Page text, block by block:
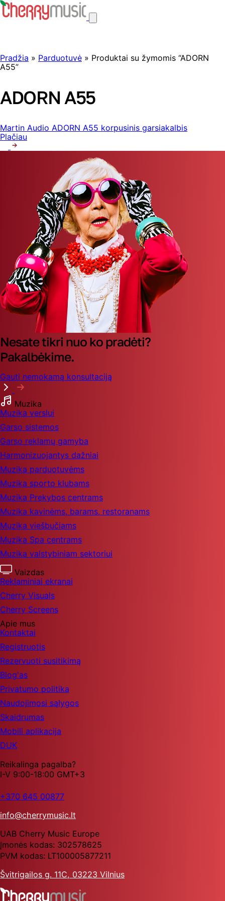
Pradžia » Parduotuvė » Produktai su žymomis “ADORN
A55”
ADORN A55
Martin Audio ADORN A55 korpusinis garsiakalbis
Plačiau
Nesate tikri nuo ko pradėti?
Pakalbėkime.
Gauti nemokamą konsultaciją
Muzika
Muzika verslui
Garso sistemos
Garso reklamų gamyba
Harmonizuojantys dažniai
Muzika parduotuvėms
Muzika sporto klubams
Muzika Prekybos centrams
Muzika kavinėms, barams, restoranams
Muzika viešbučiams
Muzika Spa centrams
Muzika valstybiniam sektoriui
Vaizdas
Reklaminiai ekranai
Cherry Visuals
Cherry Screens
Apie mus
Kontaktai
Registruotis
Rezervuoti susitikimą
Blog'as
Privatumo politika
Naudojimosi sąlygos
Skaidrumas
Mobili aplikacija
DUK
Reikalinga pagalba?
I-V 9:00-18:00 GMT+3
+370 645 00877
info@cherrymusic.lt
UAB Cherry Music Europe
Įmonės kodas: 302578625
PVM kodas: LT100005877211
Švitrigailos g. 11C, 03223 Vilnius